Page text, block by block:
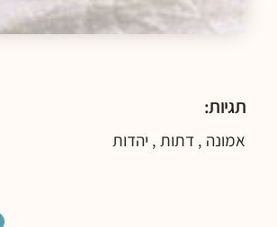
תגיות:
אמונה , דתות , יהדות